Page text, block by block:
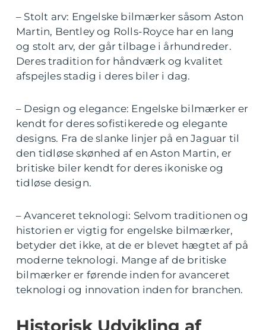
– Stolt arv: Engelske bilmærker såsom Aston
Martin, Bentley og Rolls-Royce har en lang
og stolt arv, der går tilbage i århundreder.
Deres tradition for håndværk og kvalitet
afspejles stadig i deres biler i dag.
– Design og elegance: Engelske bilmærker er
kendt for deres sofistikerede og elegante
designs. Fra de slanke linjer på en Jaguar til
den tidløse skønhed af en Aston Martin, er
britiske biler kendt for deres ikoniske og
tidløse design.
– Avanceret teknologi: Selvom traditionen og
historien er vigtig for engelske bilmærker,
betyder det ikke, at de er blevet hægtet af på
moderne teknologi. Mange af de britiske
bilmærker er førende inden for avanceret
teknologi og innovation inden for branchen.